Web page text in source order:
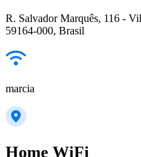
R. Salvador Marquês, 116 -
59164-000, Brasil
marcia
Home WiFi